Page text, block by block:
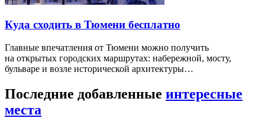
Куда сходить в Тюмени бесплатно
Главные впечатления от Тюмени можно получить
на открытых городских маршрутах: набережной, мосту,
бульваре и возле исторической архитектуры…
Последние добавленные интересные
места